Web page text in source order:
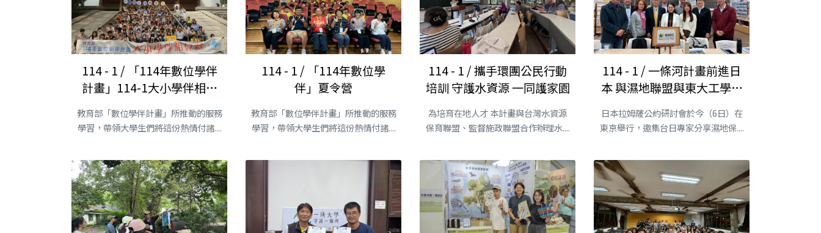
114 - 1 / 「114年數位學伴
計畫」114-1大小學伴相見
教育部「數位學伴計畫」所推動的服務
學習，帶領大學生們將這份熱情付諸....
114 - 1 / 「114年數位學
伴」夏令營
教育部「數位學伴計畫」所推動的服務
學習，帶領大學生們將這份熱情付諸....
114 - 1 / 攜手環團公民行動
培訓 守護水資源 一同護家園
為培育在地人才 本計畫與台灣水資源
保育聯盟、監督施政聯盟合作辦理水....
114 - 1 / 一條河計畫前進日
本 與濕地聯盟與東大工學部
日本拉姆薩公約研討會於今（6日）在
東京舉行，邀集台日專家分享濕地保....